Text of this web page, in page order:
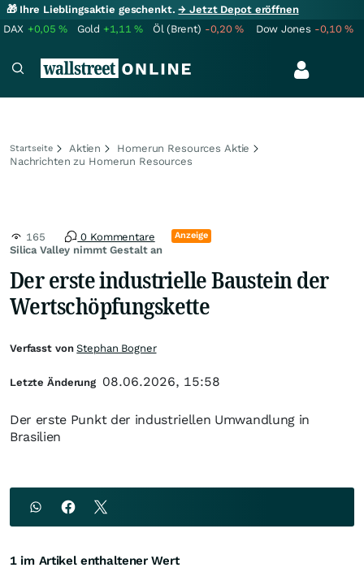
🎁 Ihre Lieblingsaktie geschenkt.→ Jetzt Depot eröffnen
DAX +0,05% Gold +1,11% Öl (Brent) -0,20% Dow Jones -0,10%
Startseite Aktien
Homerun Resources Aktie
Nachrichten zu Homerun Resources
Silica Valley nimmt Gestalt an
165 0 Kommentare Anzeige
Der erste industrielle Baustein der
Wertschöpfungskette
Der erste Punkt der industriellen Umwandlung in
Brasilien
Verfasst vonStephan Bogner
Letzte Änderung 08.06.2026, 15:58
1 im Artikel enthaltener Wert